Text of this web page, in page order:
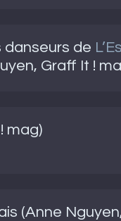
danseurs de
Graff It !
mag)
(Anne